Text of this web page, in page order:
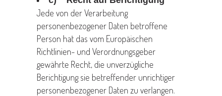
Jede von der Verarbeitung
personenbezogener Daten betroffene
Person hat das vom Europäischen
Richtlinien- und Verordnungsgeber
gewährte Recht, die unverzügliche
Berichtigung sie betreffender unrichtiger
personenbezogener Daten zu verlangen.